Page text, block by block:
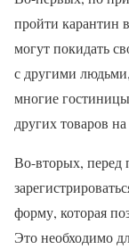
пройти карантин
могут покидать
с другими
многие
других товаров
Во-вторых, перед
форму, которая
Это необходимо